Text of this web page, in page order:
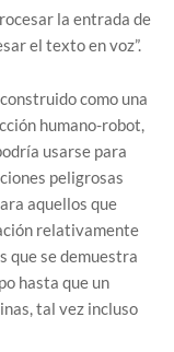
la entrada de
el texto en voz”.
como una
humano-robot,
usarse para
peligrosas
aquellos que
relativamente
que se demuestra
hasta que un
tal vez incluso